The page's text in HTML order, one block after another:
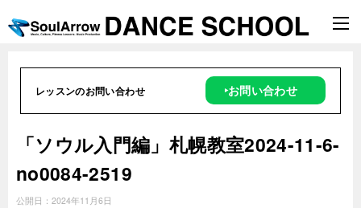
レッスンのお問い合わせ ‣お問い合わせ
「ソウル入門編」札幌教室2024-11-6-
no0084-2519
公開日： 2024年11月6日